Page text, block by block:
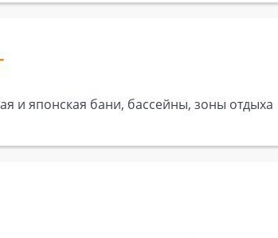
и японская бани, бассейны, зоны отдыха